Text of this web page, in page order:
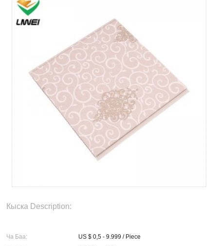
Кыска Description:
Ча Баа:
US $ 0,5 - 9.999 / Piece